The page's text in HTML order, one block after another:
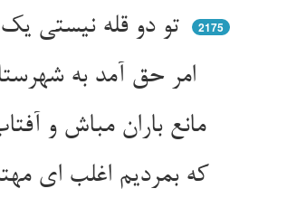
تو دو قله نیستی یک قله‌ای ** غافل از قصه‌ی عذاب ظله‌ای
2175
امر حق آمد به شهرستان و ده ** خانه و دیوار را سایه مده
مانع باران مباش و آفتاب ** تا بدان مرسل شدند امت شتاب